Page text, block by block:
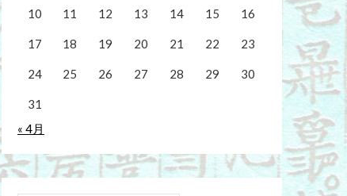
10 11 12 13 14 15 16
17 18 19 20 21 22 23
24 25 26 27 28 29 30
31
« 4月